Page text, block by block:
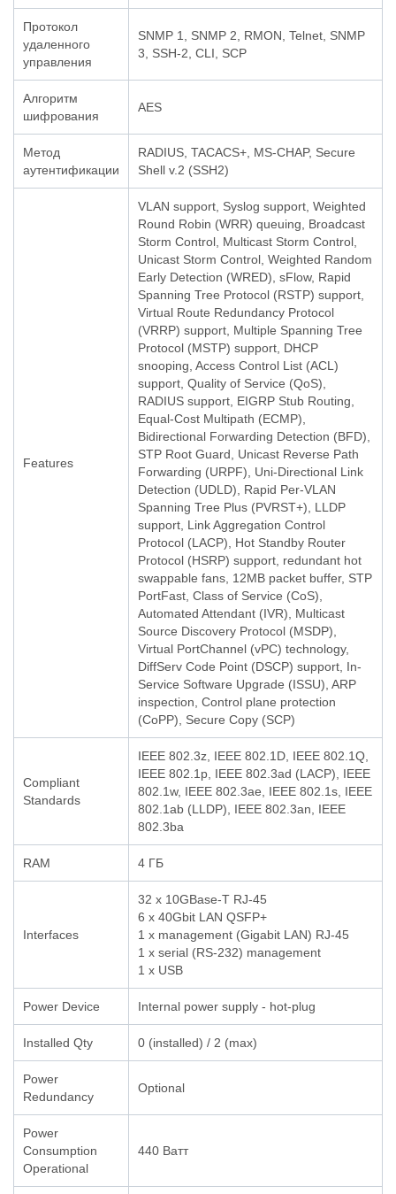
Протокол
удаленного
управления
SNMP 1, SNMP 2, RMON, Telnet, SNMP
3, SSH-2, CLI, SCP
Алгоритм
шифрования
AES
Метод
аутентификации
RADIUS, TACACS+, MS-CHAP, Secure
Shell v.2 (SSH2)
Features
VLAN support, Syslog support, Weighted
Round Robin (WRR) queuing, Broadcast
Storm Control, Multicast Storm Control,
Unicast Storm Control, Weighted Random
Early Detection (WRED), sFlow, Rapid
Spanning Tree Protocol (RSTP) support,
Virtual Route Redundancy Protocol
(VRRP) support, Multiple Spanning Tree
Protocol (MSTP) support, DHCP
snooping, Access Control List (ACL)
support, Quality of Service (QoS),
RADIUS support, EIGRP Stub Routing,
Equal-Cost Multipath (ECMP),
Bidirectional Forwarding Detection (BFD),
STP Root Guard, Unicast Reverse Path
Forwarding (URPF), Uni-Directional Link
Detection (UDLD), Rapid Per-VLAN
Spanning Tree Plus (PVRST+), LLDP
support, Link Aggregation Control
Protocol (LACP), Hot Standby Router
Protocol (HSRP) support, redundant hot
swappable fans, 12MB packet buffer, STP
PortFast, Class of Service (CoS),
Automated Attendant (IVR), Multicast
Source Discovery Protocol (MSDP),
Virtual PortChannel (vPC) technology,
DiffServ Code Point (DSCP) support, In-
Service Software Upgrade (ISSU), ARP
inspection, Control plane protection
(CoPP), Secure Copy (SCP)
Compliant
Standards
IEEE 802.3z, IEEE 802.1D, IEEE 802.1Q,
IEEE 802.1p, IEEE 802.3ad (LACP), IEEE
802.1w, IEEE 802.3ae, IEEE 802.1s, IEEE
802.1ab (LLDP), IEEE 802.3an, IEEE
802.3ba
RAM 4 ГБ
Interfaces
32 x 10GBase-T RJ-45
6 x 40Gbit LAN QSFP+
1 x management (Gigabit LAN) RJ-45
1 x serial (RS-232) management
1 x USB
Power Device Internal power supply - hot-plug
Installed Qty 0 (installed) / 2 (max)
Power
Redundancy
Optional
Power
Consumption
Operational
440 Ватт